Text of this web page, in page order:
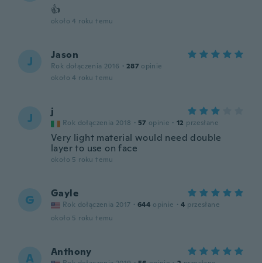
👍
około 4 roku temu
J Jason
Rok dołączenia 2016 · 287 opinie
około 4 roku temu
J j
Rok dołączenia 2018 · 57 opinie · 12 przesłane
Very light material would need double
layer to use on face
około 5 roku temu
G Gayle
Rok dołączenia 2017 · 644 opinie · 4 przesłane
około 5 roku temu
A Anthony